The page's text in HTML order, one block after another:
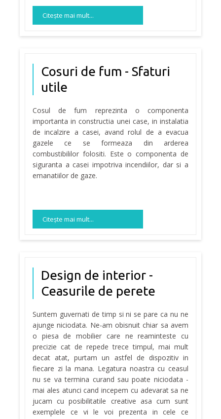
Citeşte mai mult...
Cosuri de fum - Sfaturi
utile
Cosul de fum reprezinta o componenta
importanta in constructia unei case, in instalatia
de incalzire a casei, avand rolul de a evacua
gazele ce se formeaza din arderea
combustibililor folositi. Este o componenta de
siguranta a casei impotriva incendiilor, dar si a
emanatiilor de gaze.
Citeşte mai mult...
Design de interior -
Ceasurile de perete
Suntem guvernati de timp si ni se pare ca nu ne
ajunge niciodata. Ne-am obisnuit chiar sa avem
o piesa de mobilier care ne reaminteste cu
precizie cat de repede trece timpul, mai mult
decat atat, purtam un astfel de dispozitiv in
fiecare zi la mana. Legatura noastra cu ceasul
nu se va termina curand sau poate niciodata -
mai ales atunci cand incepem cu adevarat sa ne
jucam cu posibilitatile creative asa cum sunt
exemplele ce vi le voi prezenta in cele ce